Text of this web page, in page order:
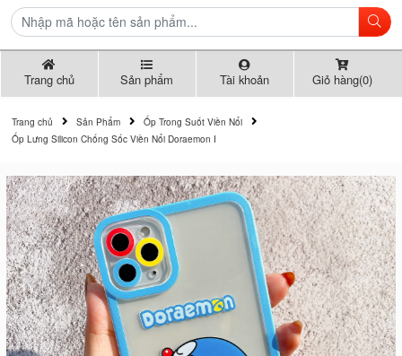
Trang chủ Sản phẩm Tài khoản Giỏ hàng(0)
Trang chủ Sản Phẩm
Ốp Trong Suốt Viền Nổi
Ốp Lưng Silicon Chống Sốc Viền Nổi Doraemon I